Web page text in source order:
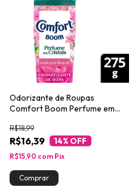
Odorizante de Roupas
Comfort Boom Perfume em
R$16,39
R$18,99
14% OFF
R$15,90 com Pix